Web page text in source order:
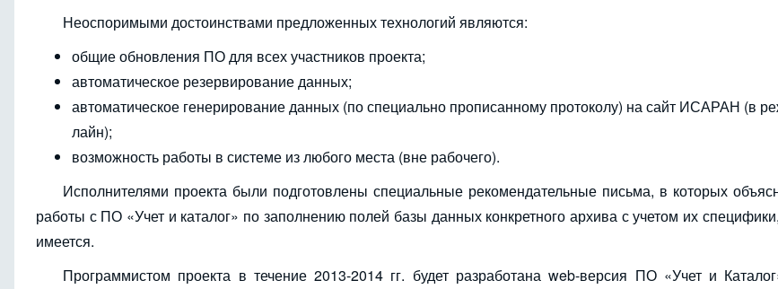
Неоспоримыми достоинствами предложенных технологий являются:
общие обновления ПО для всех участников проекта;
автоматическое резервирование данных;
автоматическое генерирование данных (по специально прописанному протоколу) на сайт ИСАРАН (в
лайн);
возможность работы в системе из любого места (вне рабочего).
Исполнителями проекта были подготовлены специальные рекомендательные письма, в которых
работы с ПО «Учет и каталог» по заполнению полей базы данных конкретного архива с учетом их
имеется.
Программистом проекта в течение 2013-2014 гг. будет разработана web-версия ПО «Учет и